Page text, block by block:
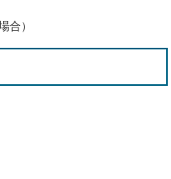
合）